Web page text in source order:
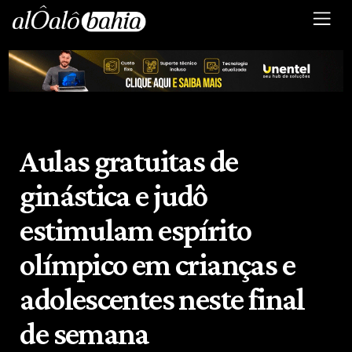
Aulas gratuitas de
ginástica e judô
estimulam espírito
olímpico em crianças e
adolescentes neste final
de semana